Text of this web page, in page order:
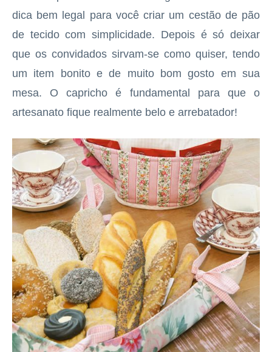
dica bem legal para você criar um cestão de pão
de tecido com simplicidade. Depois é só deixar
que os convidados sirvam-se como quiser, tendo
um item bonito e de muito bom gosto em sua
mesa. O capricho é fundamental para que o
artesanato fique realmente belo e arrebatador!